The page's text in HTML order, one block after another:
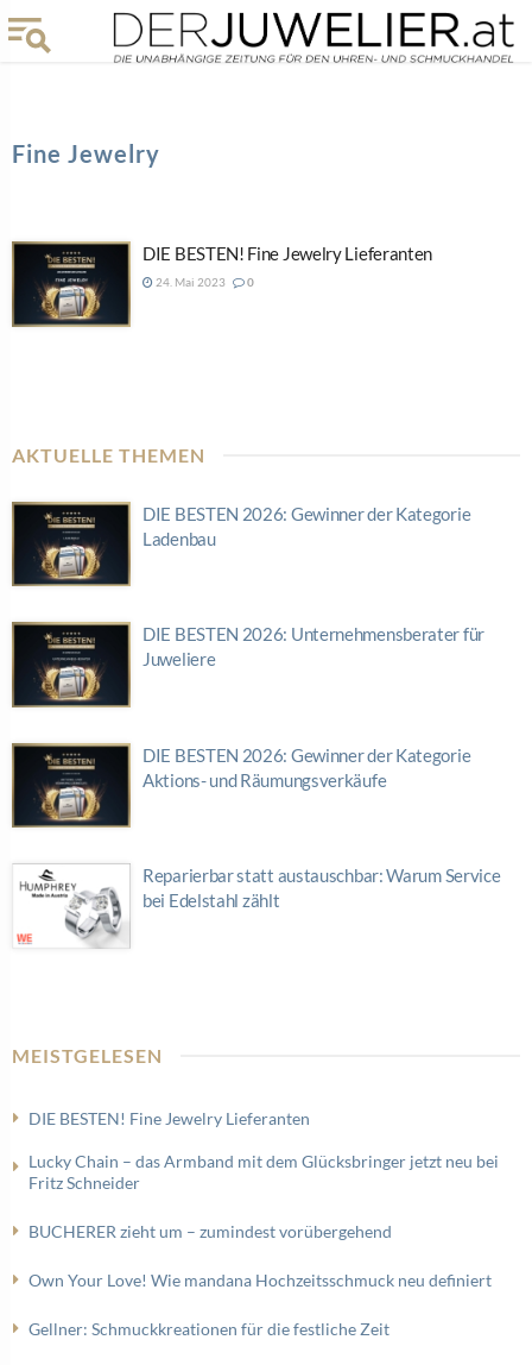
Fine Jewelry
DIE BESTEN! Fine Jewelry Lieferanten
24. Mai 2023 0
AKTUELLE THEMEN
DIE BESTEN 2026: Gewinner der Kategorie
Ladenbau
DIE BESTEN 2026: Unternehmensberater für
Juweliere
DIE BESTEN 2026: Gewinner der Kategorie
Aktions- und Räumungsverkäufe
Reparierbar statt austauschbar: Warum Service
bei Edelstahl zählt
MEISTGELESEN
DIE BESTEN! Fine Jewelry Lieferanten
Lucky Chain – das Armband mit dem Glücksbringer jetzt neu bei
Fritz Schneider
BUCHERER zieht um – zumindest vorübergehend
Own Your Love! Wie mandana Hochzeitsschmuck neu definiert
Gellner: Schmuckkreationen für die festliche Zeit